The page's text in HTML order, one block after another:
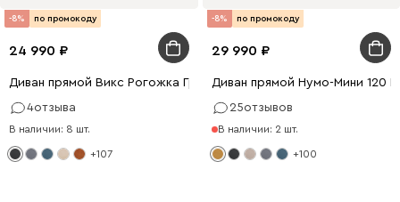
-8% по промокоду
24 990
Диван прямой Викс Рогожка Графитовый
4отзыва
В наличии: 8 шт.
+107
-8% по промокоду
29 990
Диван прямой Нумо-Мини 120
25отзывов
В наличии: 2 шт.
+100